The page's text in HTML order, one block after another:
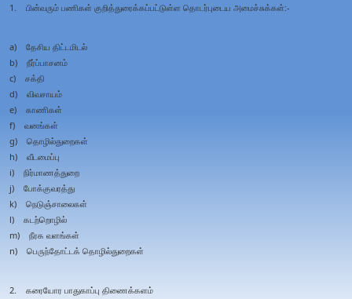
1. பின்வரும் பணிகள் குறித்துரைக்கப்பட்டுள்ள தொடர்புடைய அமைச்சுக்கள்:-
a) தேசிய திட்டமிடல்
b) நீர்ப்பாசனம்
c) சக்தி
d) விவசாயம்
e) காணிகள்
f) வனங்கள்
g) தொழில்துறைகள்
h) வீடமைப்பு
i) நிர்மாணத்துறை
j) போக்குவரத்து
k) நெடுஞ்சாலைகள்
l) கடற்றொழில்
m) நீரக வளங்கள்
n) பெருந்தோட்டக் தொழில்துறைகள்
2. கரையோர பாதுகாப்பு திணைக்களம்